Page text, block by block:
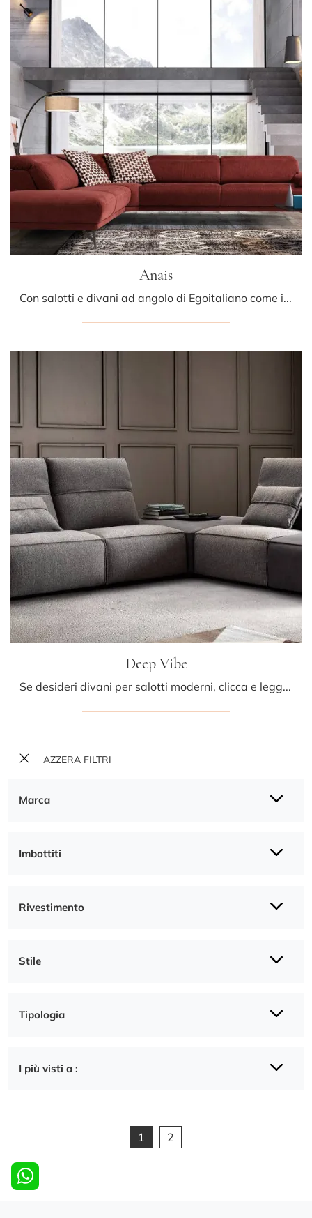
AZZERA FILTRI
Marca
Imbottiti
Rivestimento
Stile
Tipologia
I più visti a :
Anais
Con salotti e divani ad angolo di Egoitaliano come il modello Anais in microfibra, potrai ultimare il tuo concept d'arredo.
Deep Vibe
Se desideri divani per salotti moderni, clicca e leggi di più sul modello Deep Vibe in tessuto della marca Samoa.
1 2